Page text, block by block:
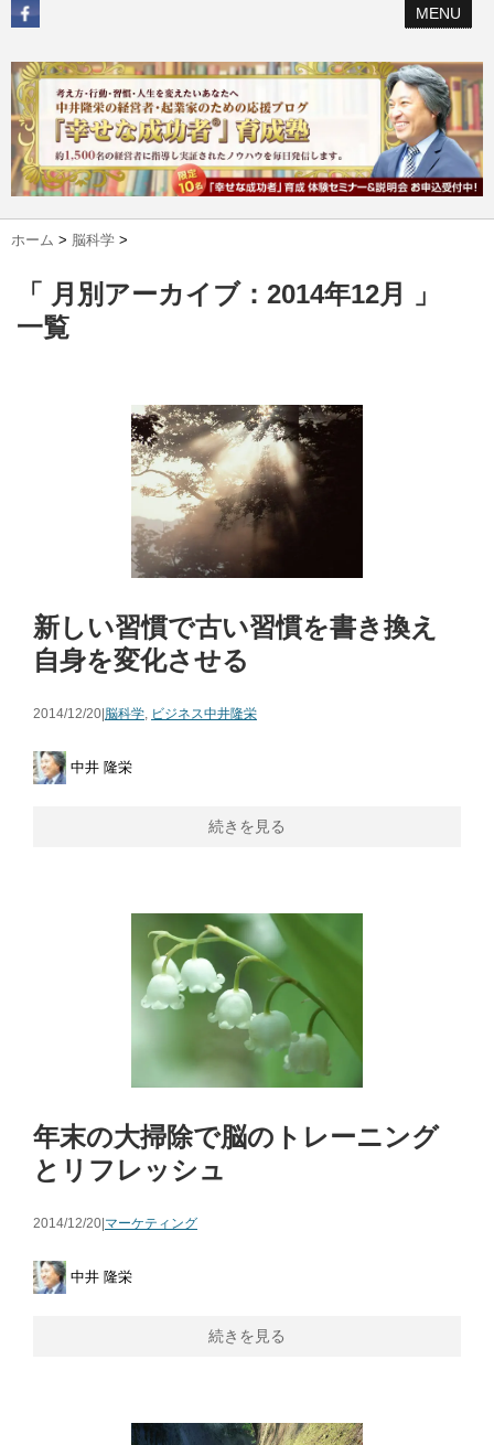
MENU
ホーム > 脳科学 >
「 月別アーカイブ：2014年12月 」
一覧
新しい習慣で古い習慣を書き換え
自身を変化させる
2014/12/20| 脳科学, ビジネス中井隆栄
中井 隆栄
続きを見る
年末の大掃除で脳のトレーニング
とリフレッシュ
2014/12/20|マーケティング
中井 隆栄
続きを見る